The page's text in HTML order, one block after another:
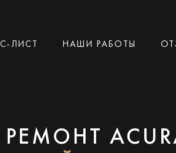
ЛИСТ НАШИ РАБОТЫ